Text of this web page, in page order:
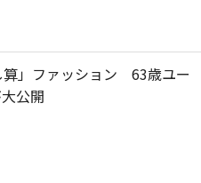
算」ファッション 63歳ユー
公開